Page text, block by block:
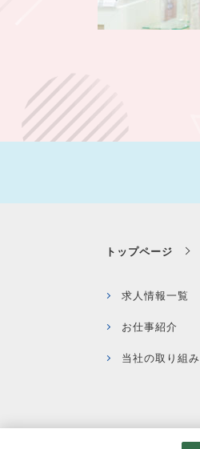
トップページ
求人情報一覧
お仕事紹介
当社の取り組み